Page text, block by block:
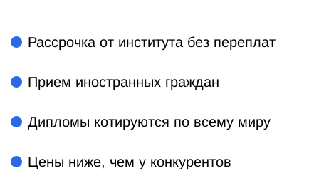
Рассрочка от института без переплат
Прием иностранных граждан
Дипломы котируются по всему миру
Цены ниже, чем у конкурентов